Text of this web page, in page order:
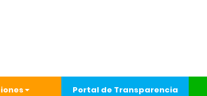
Portal de Transparencia